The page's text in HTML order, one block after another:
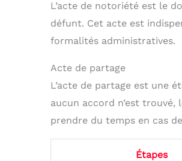
L’acte de notoriété est le
défunt. Cet acte est
formalités administratives.
Acte de partage
L’acte de partage est une
aucun accord n’est
prendre du temps en cas
Étapes